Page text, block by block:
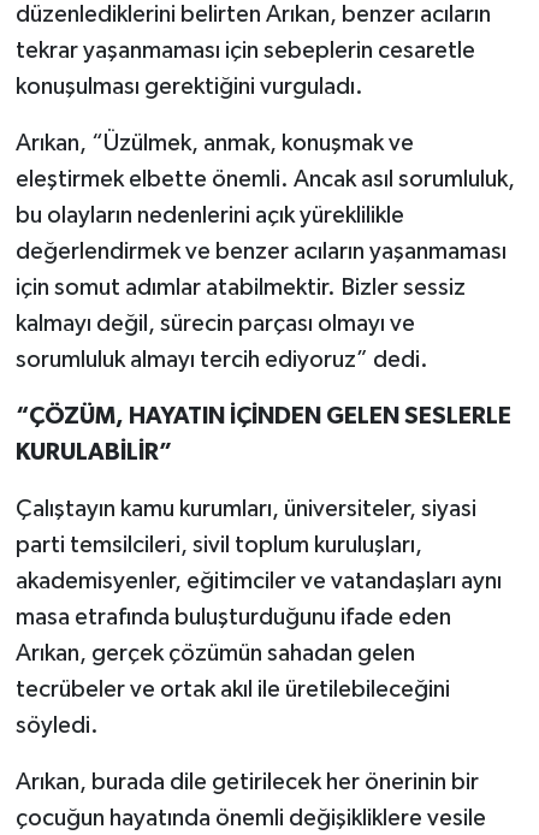
düzenlediklerini belirten Arıkan, benzer acıların
tekrar yaşanmaması için sebeplerin cesaretle
konuşulması gerektiğini vurguladı.
Arıkan, “Üzülmek, anmak, konuşmak ve
eleştirmek elbette önemli. Ancak asıl sorumluluk,
bu olayların nedenlerini açık yüreklilikle
değerlendirmek ve benzer acıların yaşanmaması
için somut adımlar atabilmektir. Bizler sessiz
kalmayı değil, sürecin parçası olmayı ve
sorumluluk almayı tercih ediyoruz” dedi.
“ÇÖZÜM, HAYATIN İÇİNDEN GELEN SESLERLE
KURULABİLİR”
Çalıştayın kamu kurumları, üniversiteler, siyasi
parti temsilcileri, sivil toplum kuruluşları,
akademisyenler, eğitimciler ve vatandaşları aynı
masa etrafında buluşturduğunu ifade eden
Arıkan, gerçek çözümün sahadan gelen
tecrübeler ve ortak akıl ile üretilebileceğini
söyledi.
Arıkan, burada dile getirilecek her önerinin bir
çocuğun hayatında önemli değişikliklere vesile